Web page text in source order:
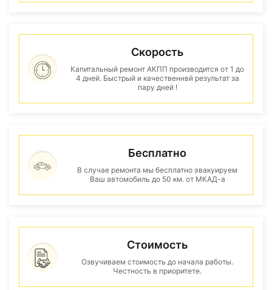
Скорость
Капитальный ремонт АКПП производится от 1 до
4 дней. Быстрый и качественнвй результат за
пару дней !
Бесплатно
В случае ремонта мы бесплатно эвакуируем
Ваш автомобиль до 50 км. от МКАД-а
Стоимость
Озвучиваем стоимость до начала работы.
Честность в приоритете.